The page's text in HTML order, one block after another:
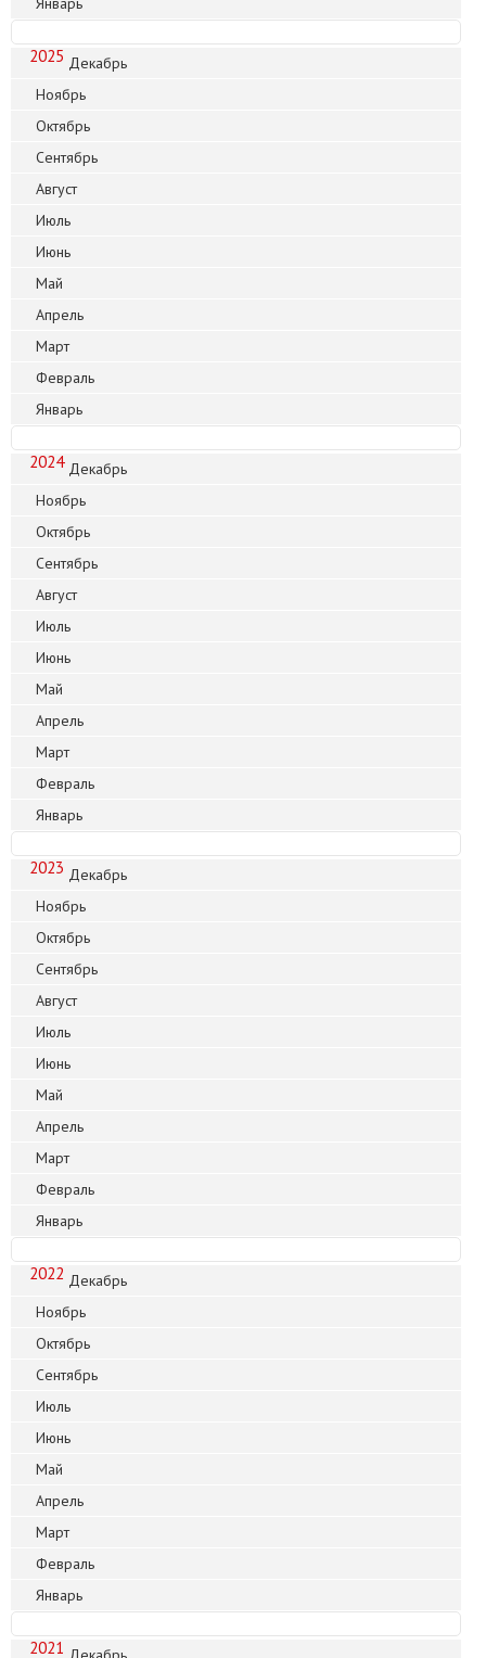
2025 Декабрь
Ноябрь
Октябрь
Сентябрь
Август
Июль
Июнь
Май
Апрель
Март
Февраль
Январь
2024 Декабрь
Ноябрь
Октябрь
Сентябрь
Август
Июль
Июнь
Май
Апрель
Март
Февраль
Январь
2023 Декабрь
Ноябрь
Октябрь
Сентябрь
Август
Июль
Июнь
Май
Апрель
Март
Февраль
Январь
2022 Декабрь
Ноябрь
Октябрь
Сентябрь
Июль
Июнь
Май
Апрель
Март
Февраль
Январь
2021